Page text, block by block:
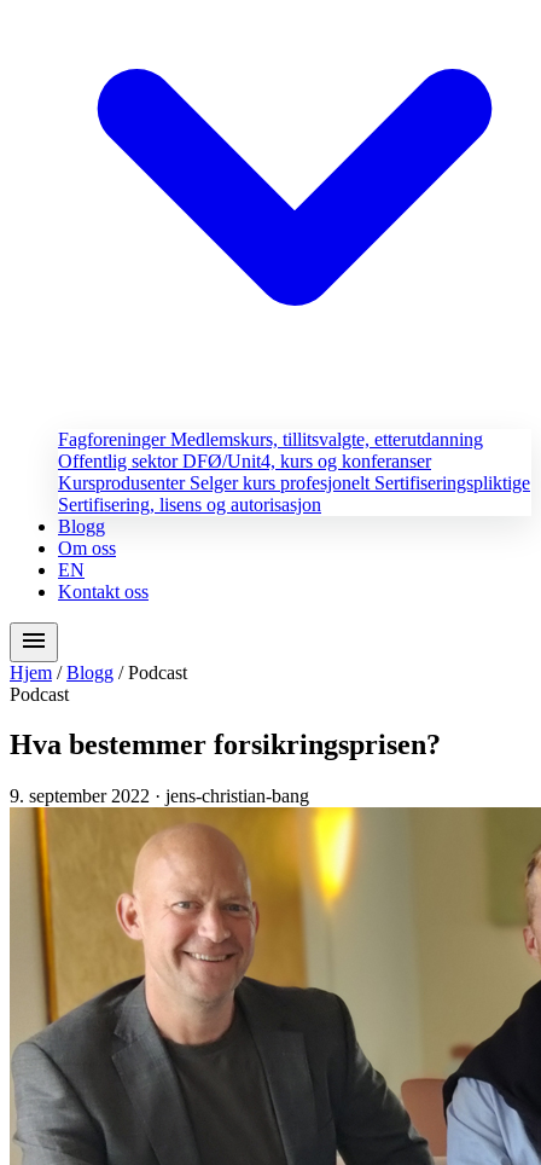
FagforeningerMedlemskurs, tillitsvalgte, etterutdanning
Offentlig sektorDFØ/Unit4, kurs og konferanser
Kursprodusenter Selger kurs profesjonelt Sertifiseringspliktige
Sertifisering, lisens og autorisasjon
Blogg
Om oss
EN
Kontakt oss
menu
Hjem / Blogg / Podcast
Podcast
Hva bestemmer forsikringsprisen?
9. september 2022 · jens-christian-bang